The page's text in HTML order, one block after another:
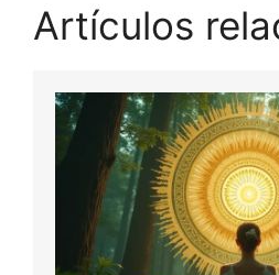
Artículos